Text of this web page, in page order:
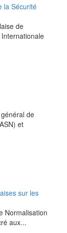
la Sécurité
de
de
et
sur les
Normalisation
aux...